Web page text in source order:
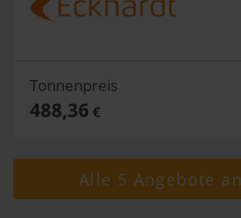
Tonnenpreis
488,36 €
Alle 5 Angebote